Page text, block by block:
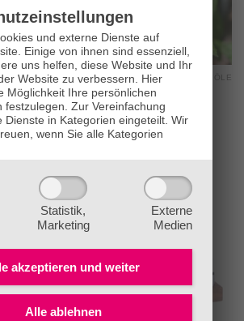
und externe Dienste auf
Einige von ihnen sind essenziell,
uns helfen, diese Website und Ihr
Website zu verbessern. Hier
Möglichkeit Ihre persönlichen
festzulegen. Zur Vereinfachung
Dienste in Kategorien eingeteilt. Wir
wenn Sie alle Kategorien
Statistik,
Marketing
Externe
Medien
akzeptieren und weiter
Alle ablehnen
ÖLE AROMATHERAPIE - ÄTHERISCHE ÖLE
Pfefferminzöl bio Mentha x
piperita
€ 11,00
feeling